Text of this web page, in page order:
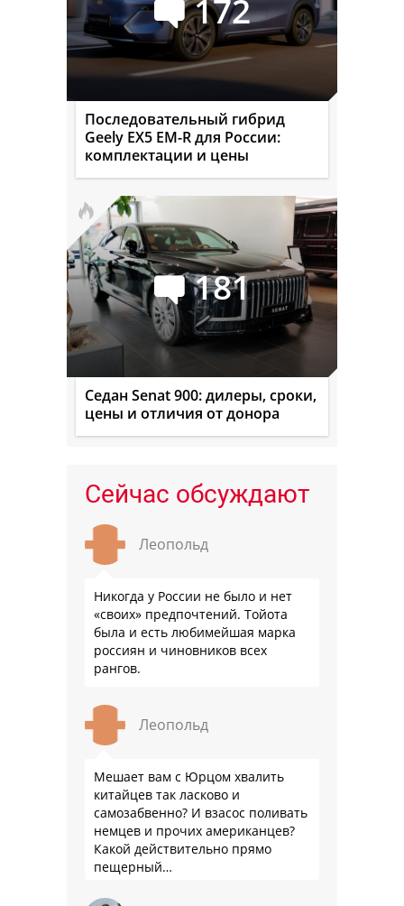
172
Последовательный гибрид
Geely EX5 EM-R для России:
комплектации и цены
181
Седан Senat 900: дилеры, сроки,
цены и отличия от донора
Сейчас обсуждают
Леопольд
Никогда у России не было и нет
«своих» предпочтений. Тойота
была и есть любимейшая марка
россиян и чиновников всех
рангов.
Леопольд
Мешает вам с Юрцом хвалить
китайцев так ласково и
самозабвенно? И взасос поливать
немцев и прочих американцев?
Какой действительно прямо
пещерный…